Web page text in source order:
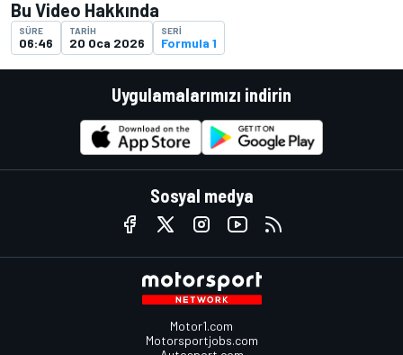
Bu Video Hakkında
SÜRE
06:46
TARIH
20 Oca 2026
SERI
Formula 1
Uygulamalarımızı indirin
Sosyal medya
Motor1.com
Motorsportjobs.com